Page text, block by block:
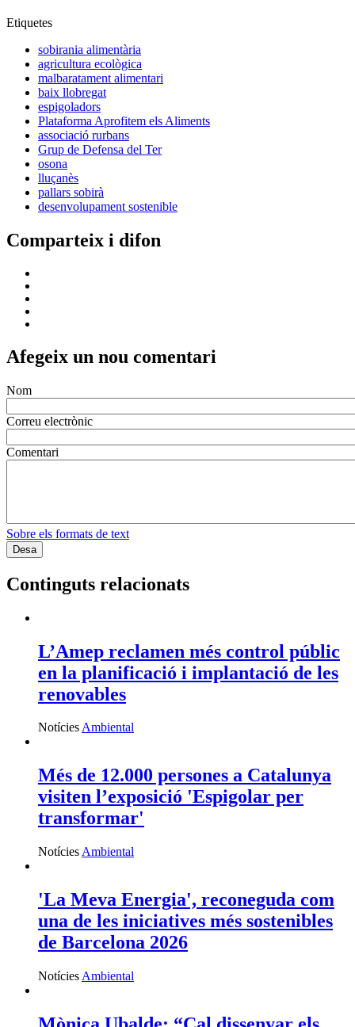
Etiquetes
sobirania alimentària
agricultura ecològica
malbaratament alimentari
baix llobregat
espigoladors
Plataforma Aprofitem els Aliments
associació rurbans
Grup de Defensa del Ter
osona
lluçanès
pallars sobirà
desenvolupament sostenible
Comparteix i difon
Afegeix un nou comentari
Nom
Correu electrònic
Comentari
Sobre els formats de text
Continguts relacionats
L’Amep reclamen més control públic
en la planificació i implantació de les
renovables
NotíciesAmbiental
Més de 12.000 persones a Catalunya
visiten l’exposició 'Espigolar per
transformar'
Notícies Ambiental
'La Meva Energia', reconeguda com
una de les iniciatives més sostenibles
de Barcelona 2026
Notícies Ambiental